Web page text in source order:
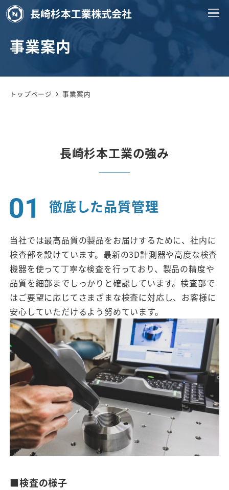
事業案内
トップページ 事業案内
長崎杉本工業の強み
徹底した品質管理
当社では最高品質の製品をお届けするために、社内に
検査部を設けています。最新の3D計測器や高度な検査
機器を使って丁寧な検査を行っており、製品の精度や
品質を細部までしっかりと確認しています。検査部で
はご要望に応じてさまざまな検査に対応し、お客様に
安心していただけるよう努めています。
■検査の様子